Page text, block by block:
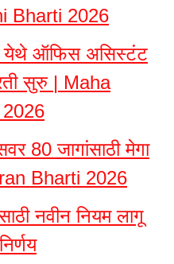
Bharti 2026
येथे ऑफिस असिस्टंट
सुरु | Maha
80 जागांसाठी मेगा
Bharti 2026
नवीन नियम लागू